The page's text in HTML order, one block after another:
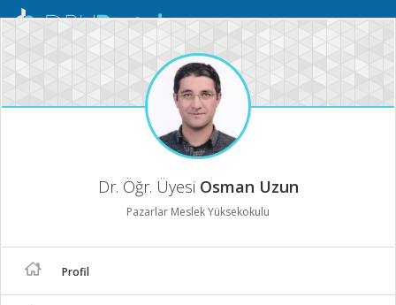
Mobil
Dr. Öğr. Üyesi Osman Uzun
Pazarlar Meslek Yüksekokulu
Profil